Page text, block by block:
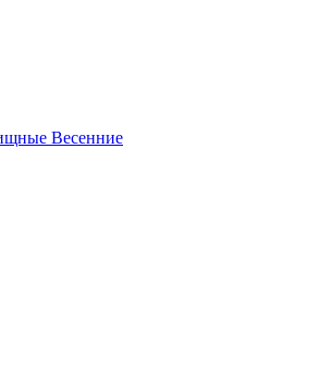
Весенние